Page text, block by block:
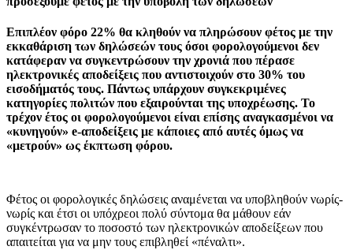
Επιπλέον φόρο 22% θα κληθούν να πληρώσουν φέτος με την
εκκαθάριση των δηλώσεών τους όσοι φορολογούμενοι δεν
κατάφεραν να συγκεντρώσουν την χρονιά που πέρασε
ηλεκτρονικές αποδείξεις που αντιστοιχούν στο 30% του
εισοδήματός τους. Πάντως υπάρχουν συγκεκριμένες
κατηγορίες πολιτών που εξαιρούνται της υποχρέωσης. Το
τρέχον έτος οι φορολογούμενοι είναι επίσης αναγκασμένοι να
«κυνηγούν» e-αποδείξεις με κάποιες από αυτές όμως να
«μετρούν» ως έκπτωση φόρου.
Φέτος οι φορολογικές δηλώσεις αναμένεται να υποβληθούν νωρίς-
νωρίς και έτσι οι υπόχρεοι πολύ σύντομα θα μάθουν εάν
συγκέντρωσαν το ποσοστό των ηλεκτρονικών αποδείξεων που
απαιτείται για να μην τους επιβληθεί «πέναλτι».